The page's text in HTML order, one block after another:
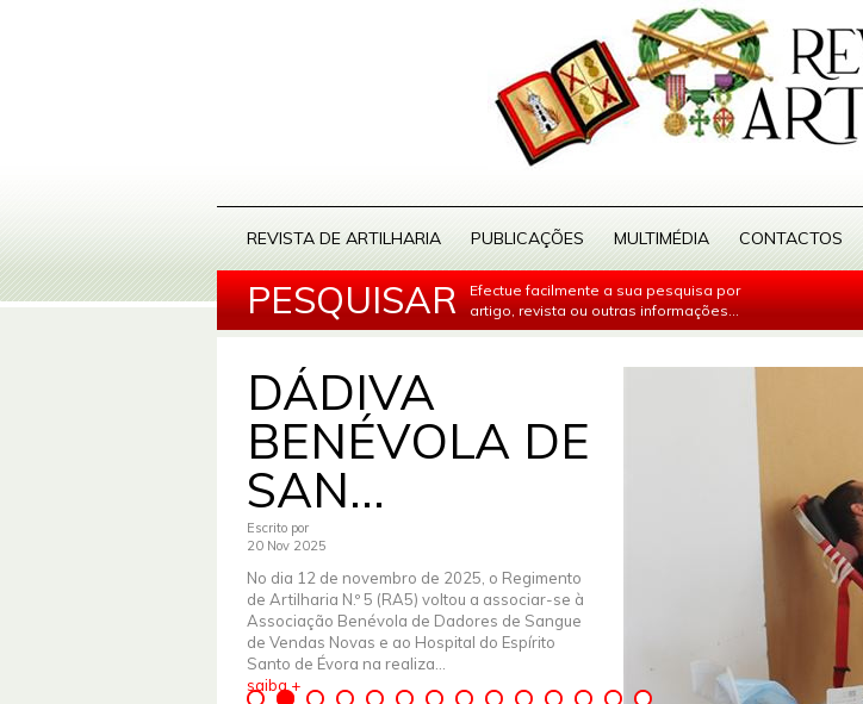
REVISTA DE ARTILHARIA PUBLICAÇÕES MULTIMÉDIA CONTACTOS
PESQUISAR
Efectue facilmente a sua pesquisa por
artigo, revista ou outras informações...
DÁDIVA
BENÉVOLA DE
SAN...
Escrito por
20 Nov 2025
No dia 12 de novembro de 2025, o Regimento
de Artilharia N.º 5 (RA5) voltou a associar-se à
Associação Benévola de Dadores de Sangue
de Vendas Novas e ao Hospital do Espírito
Santo de Évora na realiza...
saiba +